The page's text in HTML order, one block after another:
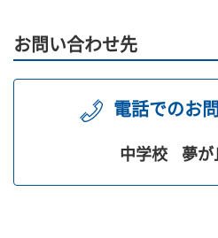
お問い合わせ先
電話でのお
中学校 夢